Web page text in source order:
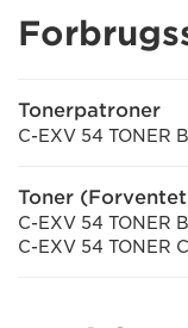
Tonerpatroner
C-EXV 54 TONER
Toner
C-EXV 54 TONER
C-EXV 54 TONER